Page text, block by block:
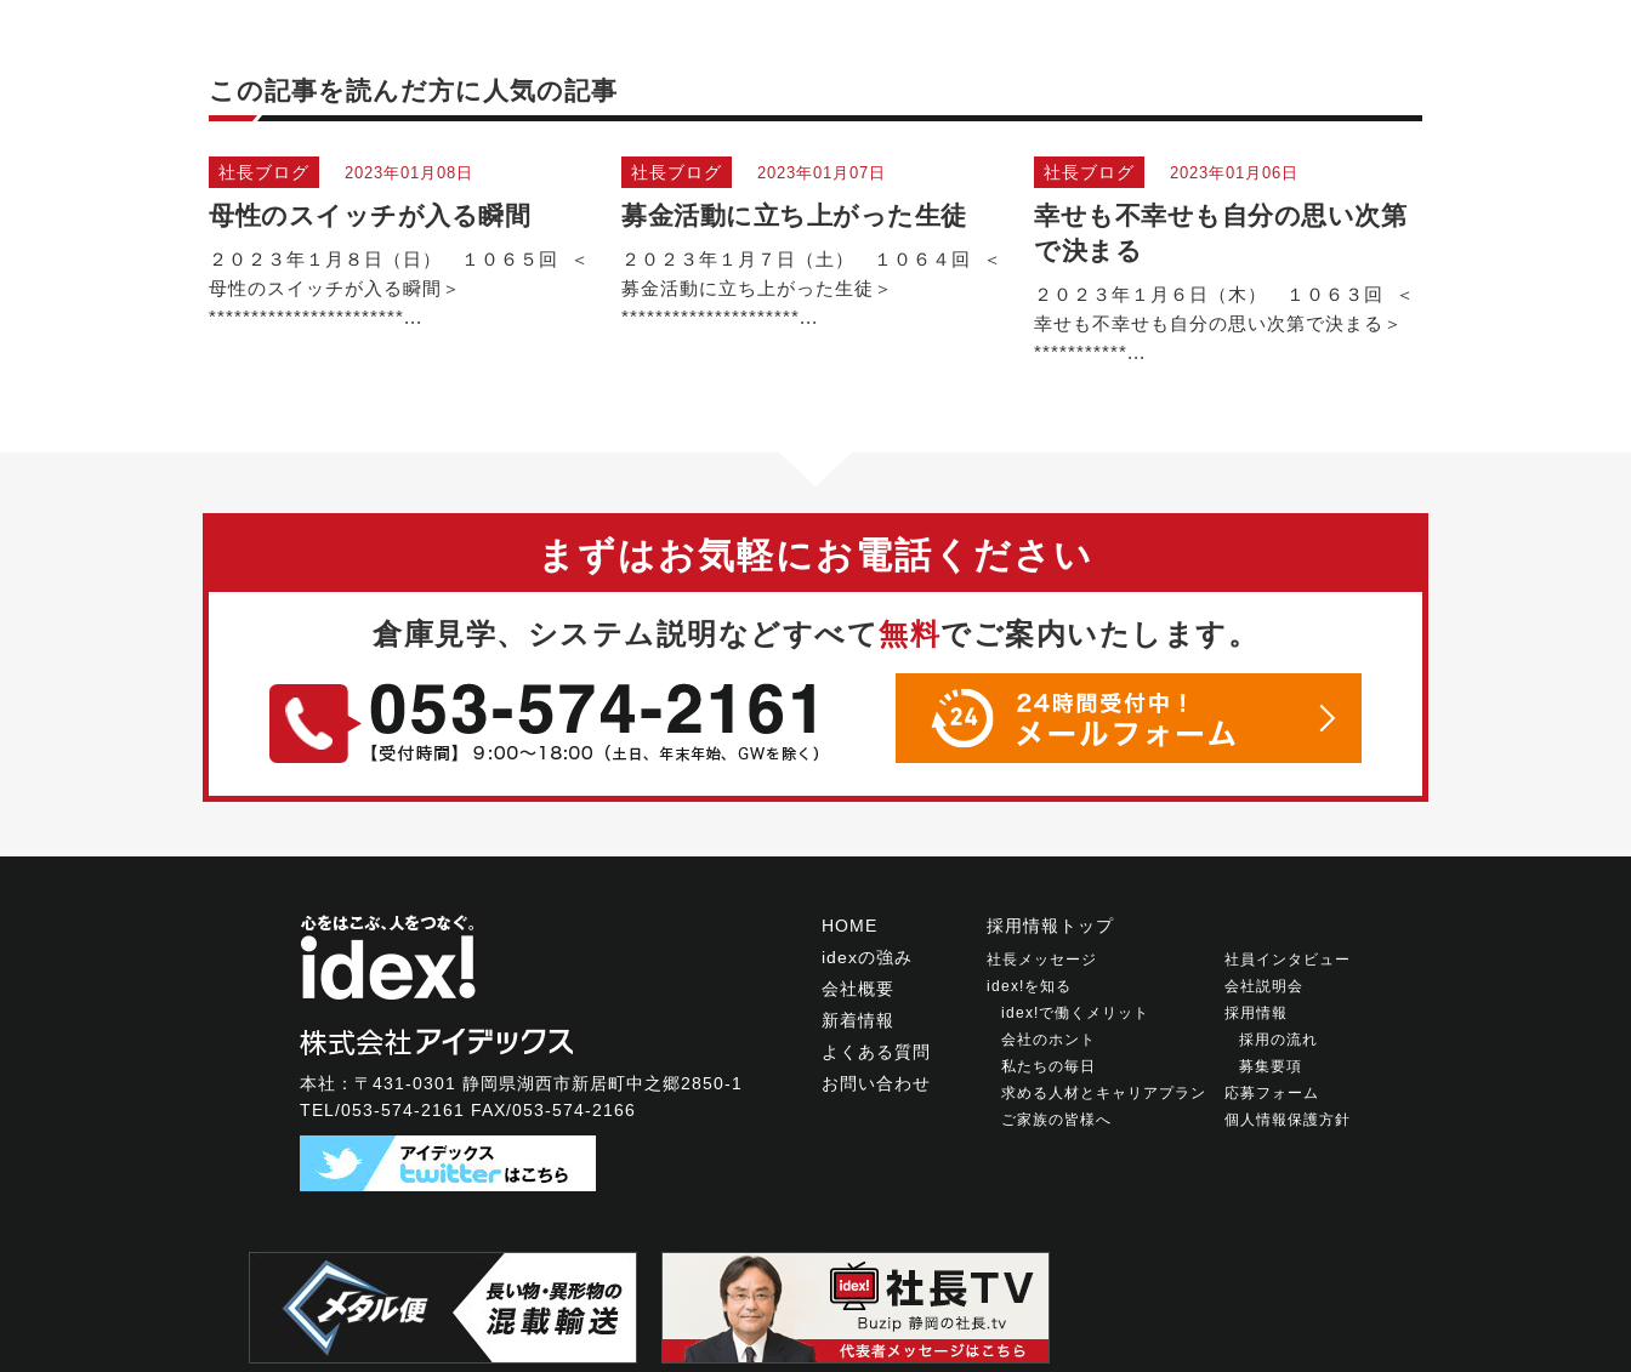
この記事を読んだ方に 人気の記事
社長ブログ 2023年01月08日
母性のスイッチが入る瞬間
２０２３年１月８日（日） １０６５回 ＜
母性のスイッチが入る瞬間＞
***********************...
社長ブログ 2023年01月07日
募金活動に立ち上がった生徒
２０２３年１月７日（土） １０６４回 ＜
募金活動に立ち上がった生徒＞
*********************...
社長ブログ 2023年01月06日
幸せも不幸せも自分の思い次第
で決まる
２０２３年１月６日（木） １０６３回 ＜
幸せも不幸せも自分の思い次第で決まる＞
***********...
まずはお気軽にお電話ください
倉庫見学、システム説明などすべて無料でご案内いたします。
本社：〒431-0301 静岡県湖西市新居町中之郷2850-1
TEL/053-574-2161 FAX/053-574-2166
HOME
idexの強み
会社概要
新着情報
よくある質問
お問い合わせ
採用情報トップ
社長メッセージ
idex!を知る
idex!で働くメリット
会社のホント
私たちの毎日
求める人材とキャリアプラン
ご家族の皆様へ
社員インタビュー
会社説明会
採用情報
採用の流れ
募集要項
応募フォーム
個人情報保護方針